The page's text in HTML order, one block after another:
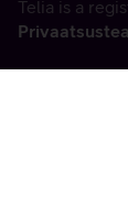
Telia is a